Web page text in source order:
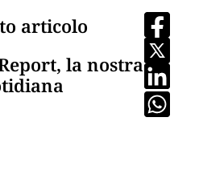
articolo
la nostra